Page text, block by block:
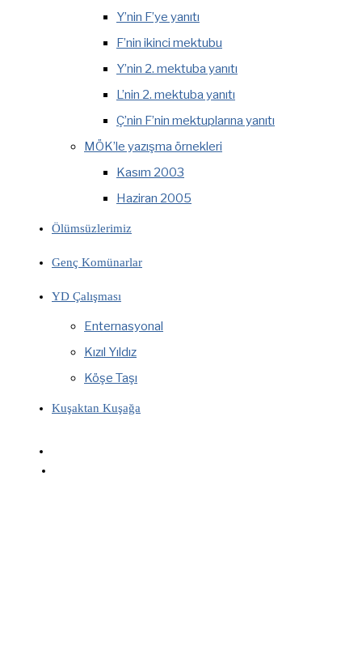
Y’nin F’ye yanıtı
F’nin ikinci mektubu
Y’nin 2. mektuba yanıtı
L’nin 2. mektuba yanıtı
Ç’nin F’nin mektuplarına yanıtı
MÖK’le yazışma örnekleri
Kasım 2003
Haziran 2005
Ölümsüzlerimiz
Genç Komünarlar
YD Çalışması
Enternasyonal
Kızıl Yıldız
Köşe Taşı
Kuşaktan Kuşağa